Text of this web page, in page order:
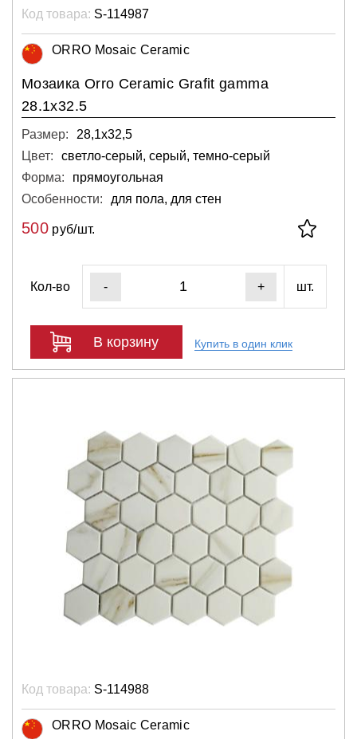
Код товара: S-114987
ORRO Mosaic Ceramic
Мозаика Orro Ceramic Grafit gamma
28.1х32.5
Размер:
28,1х32,5
Цвет:
светло-серый, серый, темно-серый
Форма:
прямоугольная
Особенности:
для пола, для стен
500руб/шт.
Кол-во - + шт.
В корзину Купить в один клик
Код товара: S-114988
ORRO Mosaic Ceramic